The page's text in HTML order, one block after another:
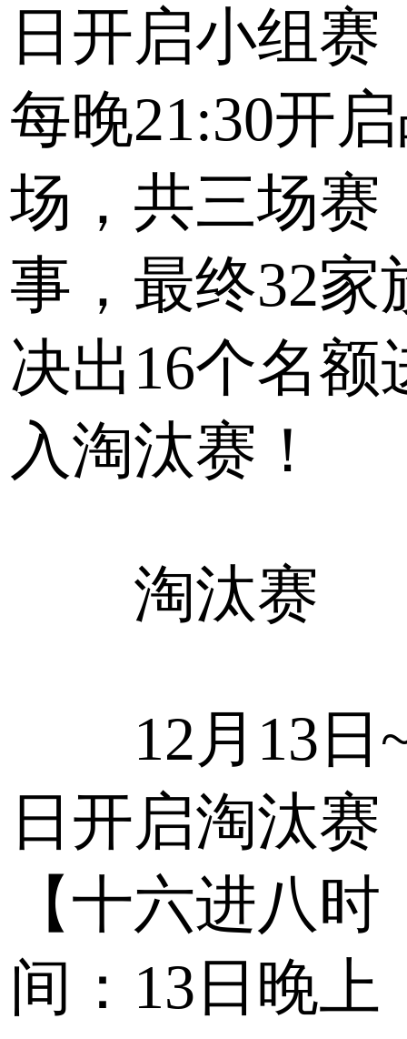
日开启小组赛
每晚21:30开
场，共三场赛
事，最终32家
决出16个名额
入淘汰赛！
淘汰赛
12月13日
日开启淘汰赛
【十六进八时
间：13日晚上